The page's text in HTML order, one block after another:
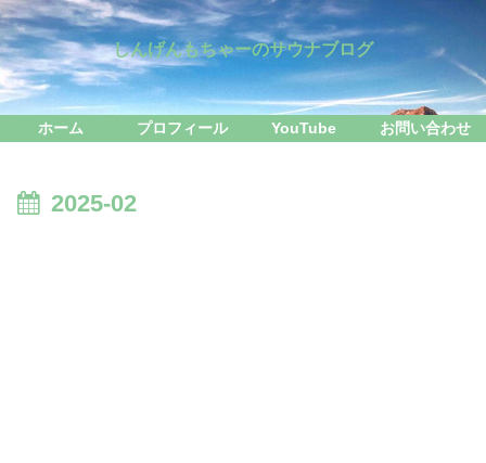
しんげんもちゃーのサウナブログ
ホーム プロフィール YouTube お問い合わせ
2025-02